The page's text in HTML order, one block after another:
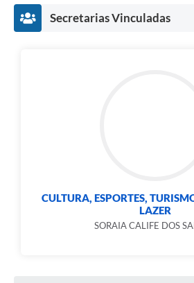
O presente edital destina-se à
culturais do município de São José
Regulamentação da Lei Paulo Gustavo).
Secretarias Vinculadas
CULTURA, ESPORTES,
LAZER
SORAIA CALIFE DOS